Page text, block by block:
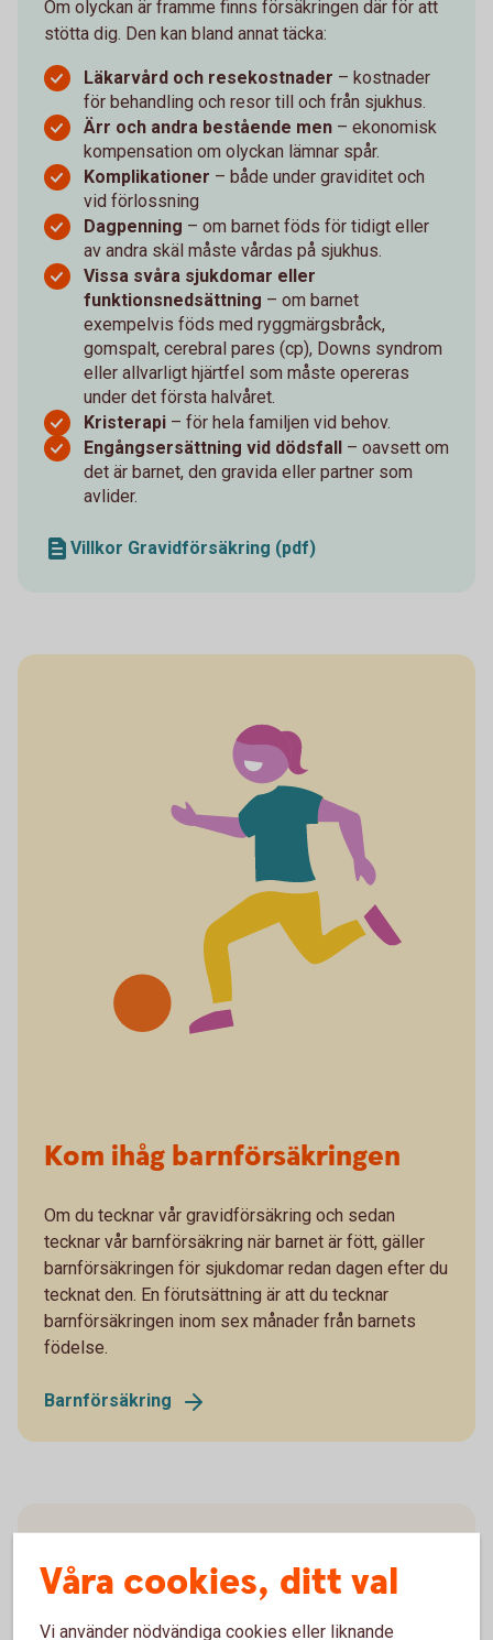
Om olyckan är framme finns försäkringen där för att
stötta dig. Den kan bland annat täcka:
Läkarvård och resekostnader – kostnader
för behandling och resor till och från sjukhus.
Ärr och andra bestående men – ekonomisk
kompensation om olyckan lämnar spår.
Komplikationer – både under graviditet och
vid förlossning
Dagpenning – om barnet föds för tidigt eller
av andra skäl måste vårdas på sjukhus.
Vissa svåra sjukdomar eller
funktionsnedsättning – om barnet
exempelvis föds med ryggmärgsbråck,
gomspalt, cerebral pares (cp), Downs syndrom
eller allvarligt hjärtfel som måste opereras
under det första halvåret.
Kristerapi – för hela familjen vid behov.
Engångsersättning vid dödsfall – oavsett om
det är barnet, den gravida eller partner som
avlider.
Villkor Gravidförsäkring (pdf)
Kom ihåg barnförsäkringen
Om du tecknar vår gravidförsäkring och sedan
tecknar vår barnförsäkring när barnet är fött, gäller
barnförsäkringen för sjukdomar redan dagen efter du
tecknat den. En förutsättning är att du tecknar
barnförsäkringen inom sex månader från barnets
födelse.
Barnförsäkring
Produktfakta
och villkor
Våra cookies, ditt val
Vi använder nödvändiga cookies eller liknande